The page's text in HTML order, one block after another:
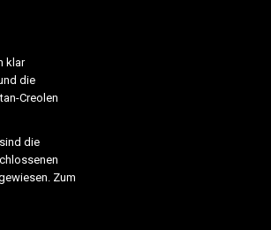
klar
die
Creolen
die
Zum